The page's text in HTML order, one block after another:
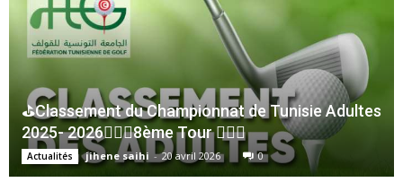
⛳Classement du Championnat de Tunisie Adultes
2025- 2026🏌🏻‍♂️8ème Tour 🏌🏻‍♂️
Actualités jihene saihi - 20 avril 2026 0